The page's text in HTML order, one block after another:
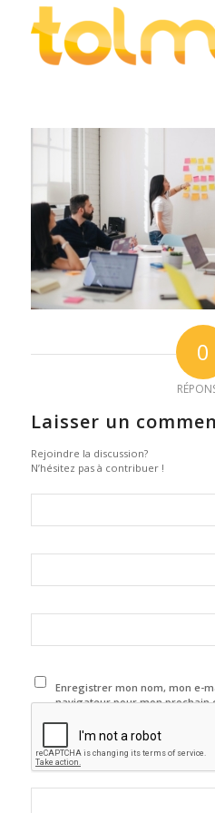
0
Laisser un
Rejoindre la discussion?
N’hésitez pas à contribuer !
Enregistrer mon nom, mon e-
navigateur pour mon prochain